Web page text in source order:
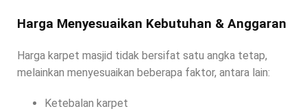
Harga Menyesuaikan Kebutuhan & Anggaran
Harga karpet masjid tidak bersifat satu angka tetap,
melainkan menyesuaikan beberapa faktor, antara lain:
Ketebalan karpet